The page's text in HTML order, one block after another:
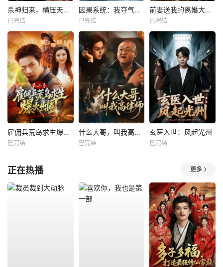
杀神归来，横压天下无敌
已完结
因果系统：我夺气运救苍生
已完结
前妻送我的离婚大礼包
已完结
雇佣兵荒岛求生爆火出圈第二季
已完结
什么大哥，叫我高律师
已完结
玄医入世：风起光州
已完结
正在热播 更多